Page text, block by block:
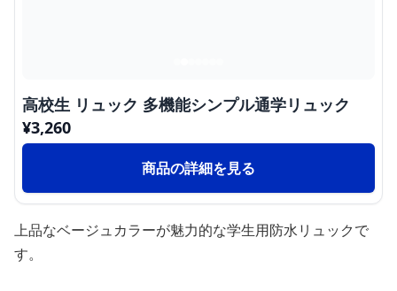
高校生 リュック 多機能シンプル通学リュック
¥3,260
商品の詳細を見る
上品なベージュカラーが魅力的な学生用防水リュックで
す。